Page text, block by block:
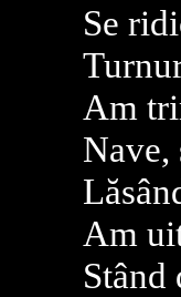
Se
Am
Am
Stând